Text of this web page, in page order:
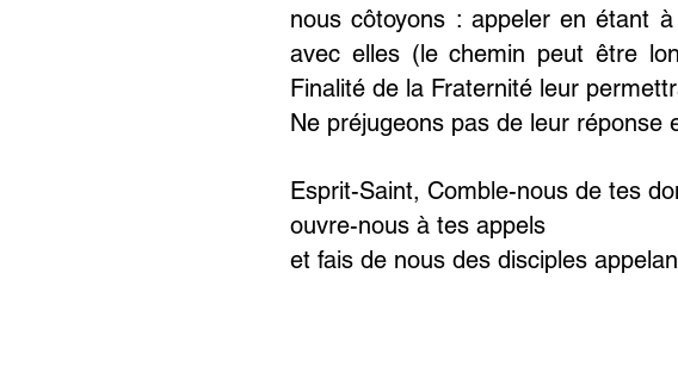
nous côtoyons : appeler en étant
avec elles (le chemin peut être
Finalité de la Fraternité leur
Ne préjugeons pas de leur réponse
Esprit-Saint, Comble-nous de tes
ouvre-nous à tes appels
et fais de nous des disciples